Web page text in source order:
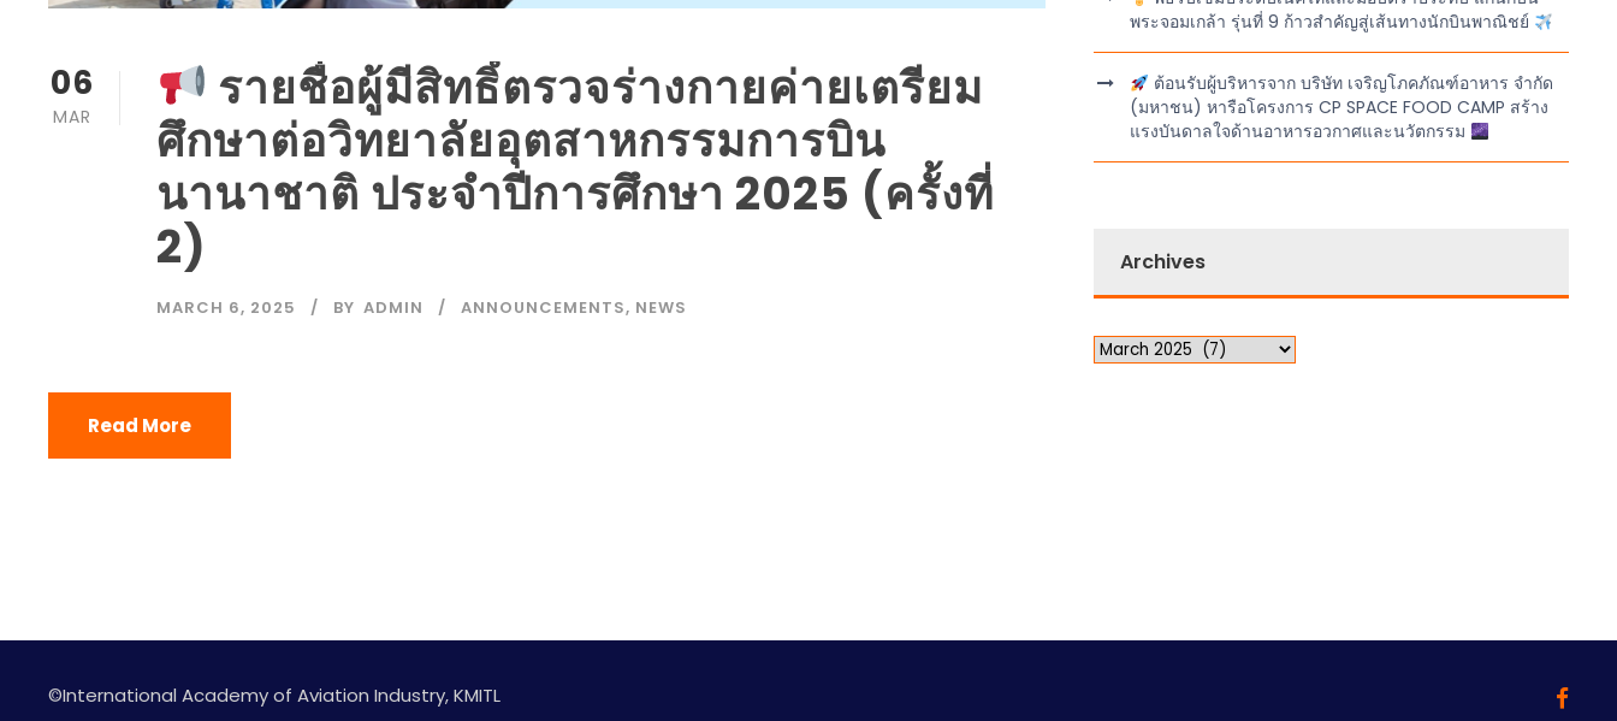
06
MAR
รายชื่อผู้มีสิทธิ์ตรวจร่างกายค่ายเตรียม
ศึกษาต่อวิทยาลัยอุตสาหกรรมการบิน
นานาชาติ ประจำปีการศึกษา 2025 (ครั้งที่
2)
MARCH 6, 2025 BY ADMIN ANNOUNCEMENTS, NEWS
Read More
พระจอมเกล้า รุ่นที่ 9 ก้าวสำคัญสู่เส้นทางนักบินพาณิชย์
ต้อนรับผู้บริหารจาก บริษัท เจริญโภคภัณฑ์อาหาร จำกัด
(มหาชน) หารือโครงการ CP SPACE FOOD CAMP สร้าง
แรงบันดาลใจด้านอาหารอวกาศและนวัตกรรม
Archives
©International Academy of Aviation Industry, KMITL